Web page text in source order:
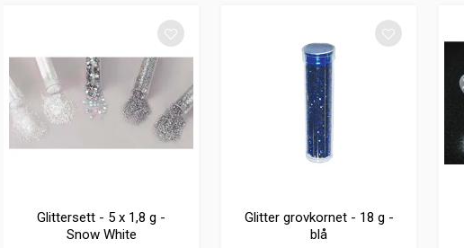
Glittersett - 5 x 1,8 g -
Snow White
Glitter grovkornet - 18 g -
blå